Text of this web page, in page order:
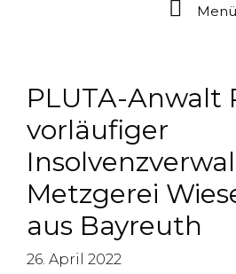
Menü
PLUTA-Anwalt
vorläufiger
Metzgerei
aus Bayreuth
26. April 2022